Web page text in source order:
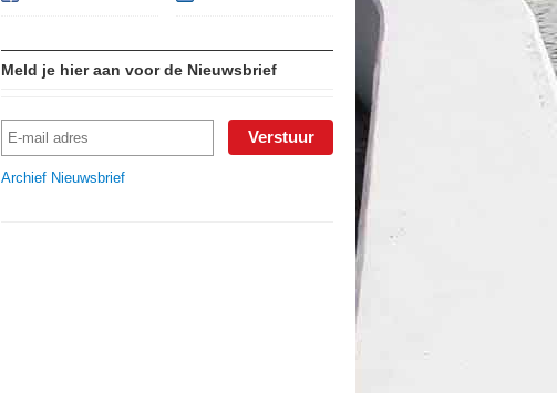
Meld je hier aan voor de Nieuwsbrief
Archief Nieuwsbrief